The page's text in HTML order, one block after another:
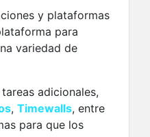
y plataformas
para
variedad de
adicionales,
, Timewalls, entre
para que los